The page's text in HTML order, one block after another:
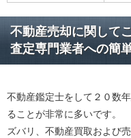
不動産売却に関して
査定専門業者への簡
不動産鑑定士をして２０数
ることが非常に多いです。
ズバリ、不動産買取および